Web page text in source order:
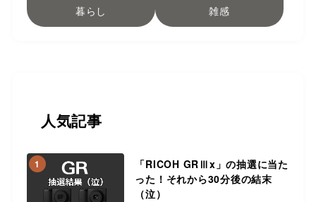
暮らし 雑感
人気記事
1
「RICOH GRⅢx」の抽選に当た
った！それから30分後の結末
（泣）